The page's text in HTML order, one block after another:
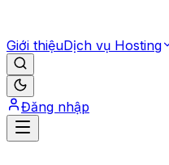
Giới thiệuDịch vụ Hosting
Đăng nhập